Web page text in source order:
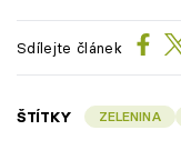
Sdílejte článek
ŠTÍTKY ZELENINA